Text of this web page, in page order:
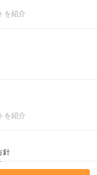
を紹介
を紹介
針